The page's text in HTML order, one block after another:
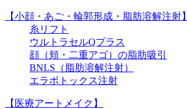
【小顔・あご・輪郭形成・脂肪溶解注射】
糸リフト
ウルトラセルQプラス
顔（頬・二重アゴ）の脂肪吸引
BNLS（脂肪溶解注射）
エラボトックス注射
【医療アートメイク】